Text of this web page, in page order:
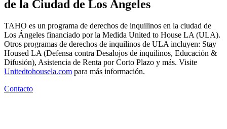
de la Ciudad de Los Ángeles
TAHO es un programa de derechos de inquilinos en la ciudad de
Los Ángeles financiado por la Medida United to House LA (ULA).
Otros programas de derechos de inquilinos de ULA incluyen: Stay
Housed LA (Defensa contra Desalojos de inquilinos, Educación &
Difusión), Asistencia de Renta por Corto Plazo y más. Visite
Unitedtohousela.com para más información.
Contacto